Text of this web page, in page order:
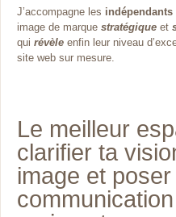
J’accompagne les
image de marque stratégique et
qui révèle enfin leur niveau
site web sur mesure.
Le meilleur
clarifier ta
image et